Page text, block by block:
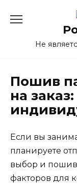
Не
Пошив
на
Если вы
планируете
выбор и
факторов для